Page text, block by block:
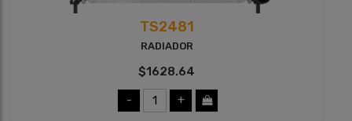
TS2481
RADIADOR
$1628.64
- +